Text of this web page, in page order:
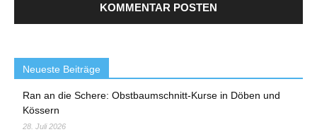
Neueste Beiträge
Ran an die Schere: Obstbaumschnitt-Kurse in Döben und
Kössern
28. Juli 2026